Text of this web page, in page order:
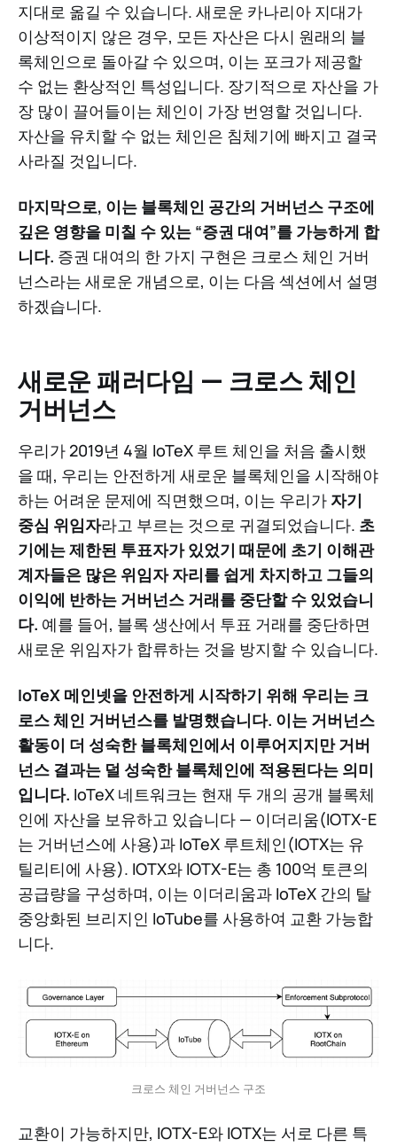
지대로 옮길 수 있습니다. 새로운 카나리아 지대가
이상적이지 않은 경우, 모든 자산은 다시 원래의 블
록체인으로 돌아갈 수 있으며, 이는 포크가 제공할
수 없는 환상적인 특성입니다. 장기적으로 자산을 가
장 많이 끌어들이는 체인이 가장 번영할 것입니다.
자산을 유치할 수 없는 체인은 침체기에 빠지고 결국
사라질 것입니다.
마지막으로, 이는 블록체인 공간의 거버넌스 구조에
깊은 영향을 미칠 수 있는 “증권 대여”를 가능하게 합
니다. 증권 대여의 한 가지 구현은 크로스 체인 거버
넌스라는 새로운 개념으로, 이는 다음 섹션에서 설명
하겠습니다.
새로운 패러다임 — 크로스 체인
거버넌스
우리가 2019년 4월 IoTeX 루트 체인을 처음 출시했
을 때, 우리는 안전하게 새로운 블록체인을 시작해야
하는 어려운 문제에 직면했으며, 이는 우리가 자기
중심 위임자라고 부르는 것으로 귀결되었습니다. 초
기에는 제한된 투표자가 있었기 때문에 초기 이해관
계자들은 많은 위임자 자리를 쉽게 차지하고 그들의
이익에 반하는 거버넌스 거래를 중단할 수 있었습니
다. 예를 들어, 블록 생산에서 투표 거래를 중단하면
새로운 위임자가 합류하는 것을 방지할 수 있습니다.
IoTeX 메인넷을 안전하게 시작하기 위해 우리는 크
로스 체인 거버넌스를 발명했습니다. 이는 거버넌스
활동이 더 성숙한 블록체인에서 이루어지지만 거버
넌스 결과는 덜 성숙한 블록체인에 적용된다는 의미
입니다. IoTeX 네트워크는 현재 두 개의 공개 블록체
인에 자산을 보유하고 있습니다 — 이더리움(IOTX-E
는 거버넌스에 사용)과 IoTeX 루트체인(IOTX는 유
틸리티에 사용). IOTX와 IOTX-E는 총 100억 토큰의
공급량을 구성하며, 이는 이더리움과 IoTeX 간의 탈
중앙화된 브리지인 IoTube를 사용하여 교환 가능합
니다.
크로스 체인 거버넌스 구조
교환이 가능하지만, IOTX-E와 IOTX는 서로 다른 특